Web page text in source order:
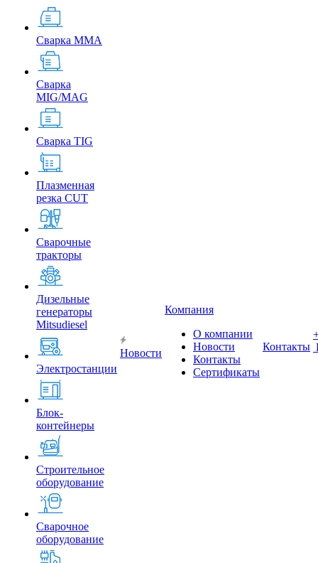
Сварка MMA
Сварка
MIG/MAG
Сварка TIG
Плазменная
резка CUT
Сварочные
тракторы
Дизельные
генераторы
Mitsudiesel
Электростанции
Блок-
контейнеры
Строительное
оборудование
Сварочное
оборудование
Новости
Компания
О компании
Новости
Контакты
Сертификаты
Контакты